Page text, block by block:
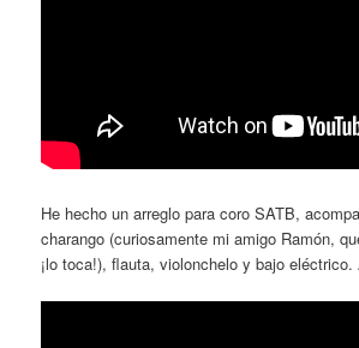
He hecho un arreglo para coro SATB,
charango (curiosamente mi amigo Ramón,
¡lo toca!), flauta, violonchelo y bajo